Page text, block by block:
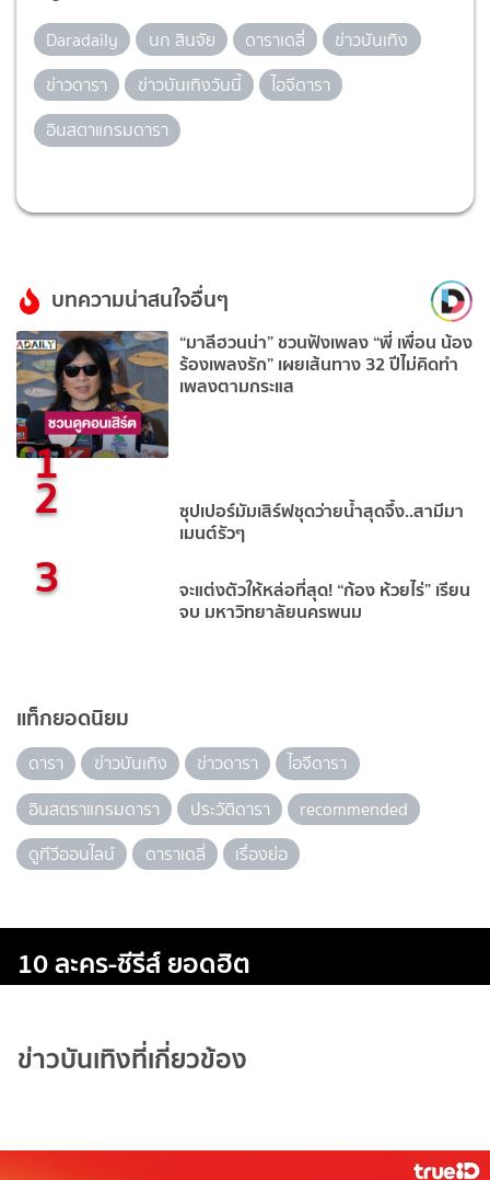
Daradaily นก สินจัย ดาราเดลี่
ข่าวบันเทิง
ข่าวดารา
ข่าวบันเทิงวันนี้
ไอจีดารา
อินสตาแกรมดารา
บทความน่าสนใจอื่นๆ
1
“มาลีฮวนน่า” ชวนฟังเพลง “พี่ เพื่อน น้อง
ร้องเพลงรัก” เผยเส้นทาง 32 ปีไม่คิดทำ
เพลงตามกระแส
2 ซุปเปอร์มัมเสิร์ฟชุดว่ายน้ำสุดจึ้ง..สามีมา
เมนต์รัวๆ
3 จะแต่งตัวให้หล่อที่สุด! “ก้อง ห้วยไร่” เรียน
จบ มหาวิทยาลัยนครพนม
แท็กยอดนิยม
ดารา ข่าวบันเทิง ข่าวดารา
ไอจีดารา
อินสตราแกรมดารา
ประวัติดารา
recommended
ดูทีวีออนไลน์
ดาราเดลี่ เรื่องย่อ
10 ละคร-ซีรีส์ ยอดฮิต
ข่าวบันเทิงที่เกี่ยวข้อง